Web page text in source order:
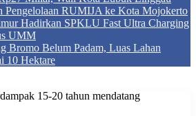
Pengelolaan RUMIJA ke Kota Mojokerto
Hadirkan SPKLU Fast Ultra Charging
UMM
Bromo Belum Padam, Luas Lahan
10 Hektare
15-20 tahun mendatang